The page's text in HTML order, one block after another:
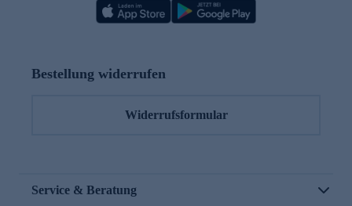
Bestellung widerrufen
Widerrufsformular
Service & Beratung